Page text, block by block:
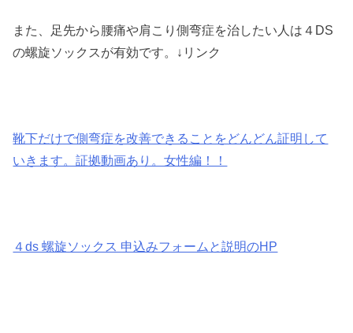
また、足先から腰痛や肩こり側弯症を治したい人は４DS
の螺旋ソックスが有効です。↓リンク
靴下だけで側弯症を改善できることをどんどん証明して
いきます。証拠動画あり。女性編！！
４ds 螺旋ソックス 申込みフォームと説明のHP